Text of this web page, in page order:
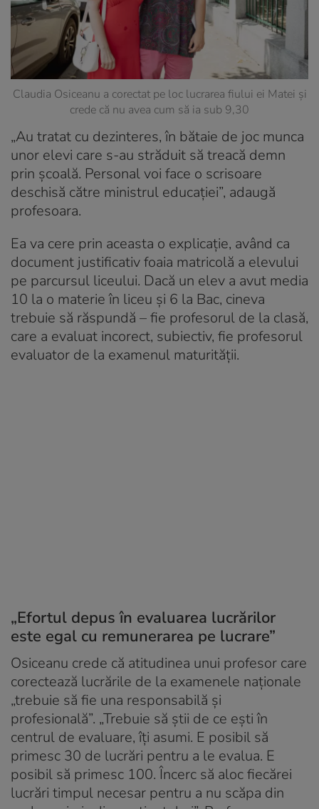
Claudia Osiceanu a corectat pe loc lucrarea fiului ei Matei și
crede că nu avea cum să ia sub 9,30
„Au tratat cu dezinteres, în bătaie de joc munca
unor elevi care s-au străduit să treacă demn
prin școală. Personal voi face o scrisoare
deschisă către ministrul educației”, adaugă
profesoara.
Ea va cere prin aceasta o explicație, având ca
document justificativ foaia matricolă a elevului
pe parcursul liceului. Dacă un elev a avut media
10 la o materie în liceu și 6 la Bac, cineva
trebuie să răspundă – fie profesorul de la clasă,
care a evaluat incorect, subiectiv, fie profesorul
evaluator de la examenul maturității.
„Efortul depus în evaluarea lucrărilor
este egal cu remunerarea pe lucrare”
Osiceanu crede că atitudinea unui profesor care
corectează lucrările de la examenele naționale
„trebuie să fie una responsabilă și
profesională”. „Trebuie să știi de ce ești în
centrul de evaluare, îți asumi. E posibil să
primesc 30 de lucrări pentru a le evalua. E
posibil să primesc 100. Încerc să aloc fiecărei
lucrări timpul necesar pentru a nu scăpa din